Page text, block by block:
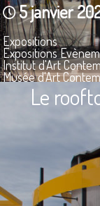
5 janvier
Expositions
Expositions
Institut d'Art
Musée d'Art
Le